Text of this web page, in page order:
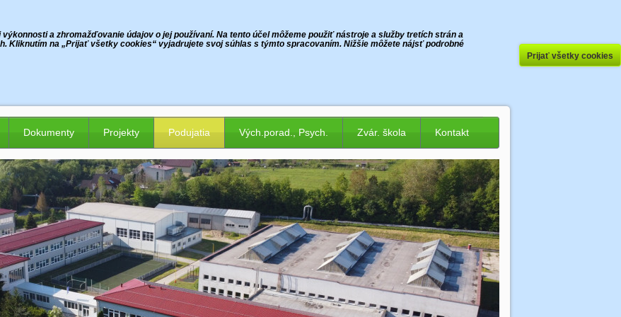
Dokumenty Projekty Podujatia Vých.porad., Psych. Zvár. škola Kontakt
a zhromažďovanie údajov o jej používaní. Na tento účel môžeme použiť nástroje a služby tretích strán a
Kliknutím na „Prijať všetky cookies“ vyjadrujete svoj súhlas s týmto spracovaním. Nižšie môžete nájsť podrobné
Prijať všetky cookies